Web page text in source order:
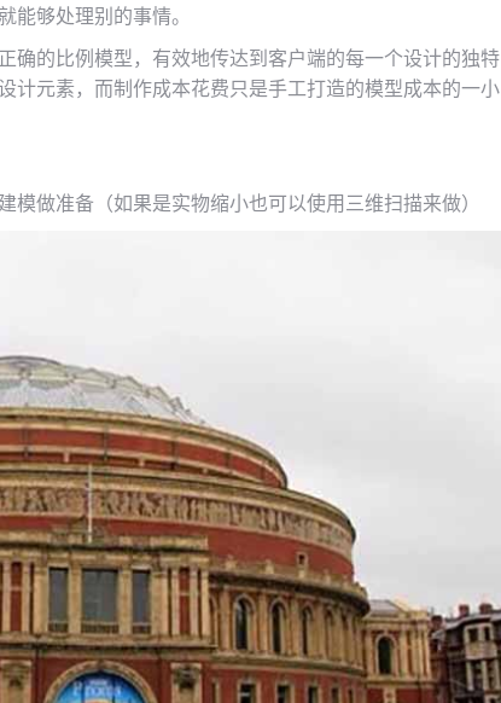
能够处理别的事情。
确的比例模型，有效地传达到客户端的每一个设计的独特
计元素，而制作成本花费只是手工打造的模型成本的一小
做准备（如果是实物缩小也可以使用三维扫描来做）